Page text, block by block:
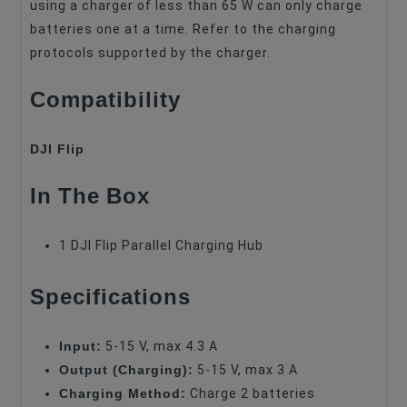
using a charger of less than 65 W can only charge
batteries one at a time. Refer to the charging
protocols supported by the charger.
Compatibility
DJI Flip
In The Box
1 DJI Flip Parallel Charging Hub
Specifications
Input: 5-15 V, max 4.3 A
Output (Charging): 5-15 V, max 3 A
Charging Method: Charge 2 batteries